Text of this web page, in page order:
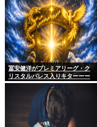
か？」
冨安健洋がプレミアリーグ・ク
リスタルパレス入りキターーー
ーーー！